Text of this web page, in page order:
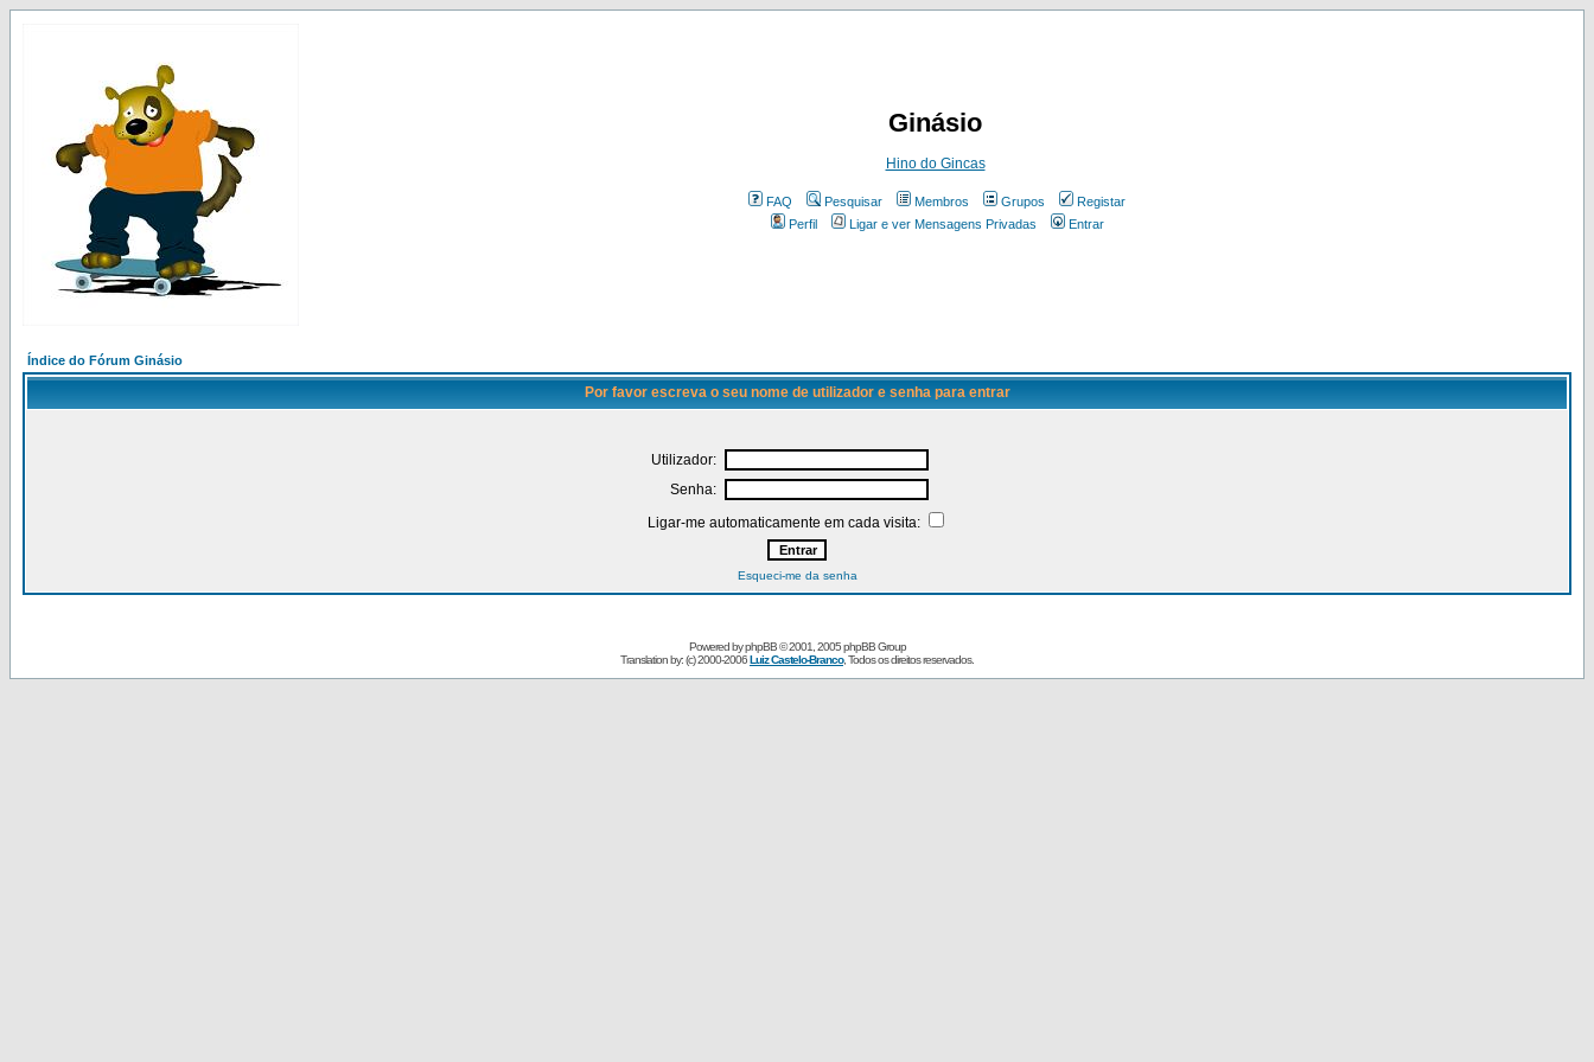
Ginásio
Hino do Gincas
FAQ Pesquisar Membros Grupos
Registar
Perfil
Ligar e ver Mensagens Privadas Entrar
Índice do Fórum Ginásio
Por favor escreva o seu nome de utilizador e senha para entrar
Utilizador:
Senha:
Ligar-me automaticamente em cada visita:
Esqueci-me da senha
Powered byphpBB© 2001, 2005 phpBB Group
Translation by: (c) 2000-2006Luiz Castelo-Branco, Todos os direitos reservados.